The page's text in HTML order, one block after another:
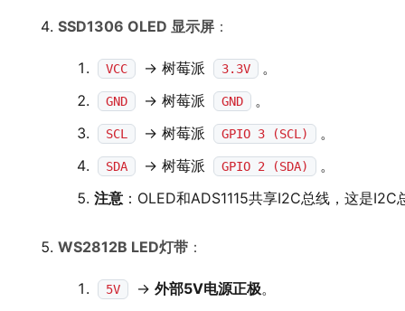
SSD1306 OLED 显示屏 ：
VCC -> 树莓派 3.3V 。
GND -> 树莓派 GND 。
SCL -> 树莓派 GPIO 3 (SCL) 。
SDA -> 树莓派 GPIO 2 (SDA)
。
注意 ：OLED和ADS1115共享I2C总线，这是
WS2812B LED灯带 ：
5V -> 外部5V电源正极。